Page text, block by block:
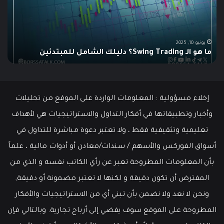
دليلك
يونيو 10, 2025
ما هو الـ Swing Trading؟ دليلك الشامل للمبتدئين
إخلاء مسؤولية : المعلومات الواردة على الموقع من تحليلات
وأخبار وتطبيقاتها في أفكار التداول والاستراتيجيات هي لأهداف
تعليمية وتثقيفية فقط ، ولا تعتبر دعوة مباشرة للتداول في
أسواق الفوركس والأسهم / سندات/معادن أو أدوات مالية ، علماً
بأن المعلومات المطروحة تعبر عن رأي الكاتب نفسه و الذي من
المفترض أن تكون دقيقة و لكنها لا تعتبر مضمونة أو دقيقة,
ونحن لا نعد ولا نضمن بأن تبني أي من الاستراتيجيات والأفكار
المطروحة على الموقع سوف يفضي إلى أرباح تجارية. وبالتالي فإن